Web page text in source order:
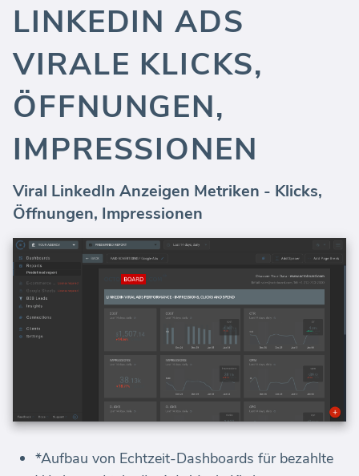
LINKEDIN ADS
VIRALE KLICKS,
ÖFFNUNGEN,
IMPRESSIONEN
Viral LinkedIn Anzeigen Metriken - Klicks,
Öffnungen, Impressionen
*Aufbau von Echtzeit-Dashboards für bezahlte